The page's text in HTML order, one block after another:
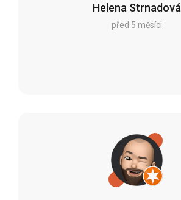
Helena Strnadová
před 5 měsíci